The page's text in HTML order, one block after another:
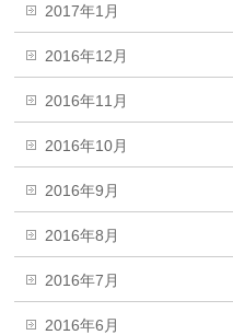
2017年1月
2016年12月
2016年11月
2016年10月
2016年9月
2016年8月
2016年7月
2016年6月